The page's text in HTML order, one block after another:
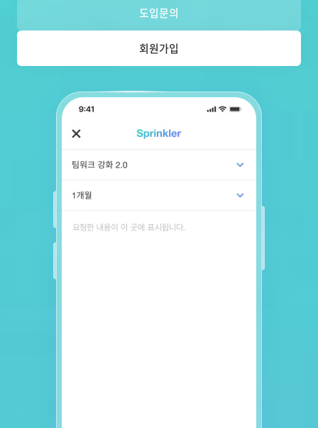
도입문의
회원가입